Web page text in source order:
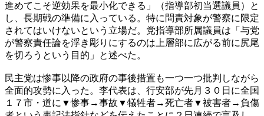
進めてこそ逆効果を最小化できる」（指導部初当選議員）と
し、長期戦の準備に入っている。特に問責対象が警察に限定
されてはいけないという立場だ。党指導部所属議員は「与党
が警察責任論を浮き彫りにするのは上層部に広がる前に尻尾
を切ろうという目的」と述べた。
民主党は惨事以降の政府の事後措置も一つ一つ批判しながら
全面的攻勢に入った。李代表は、行安部が先月３０日に全国
１７市・道に▼惨事→事故▼犠牲者→死亡者▼被害者→負傷